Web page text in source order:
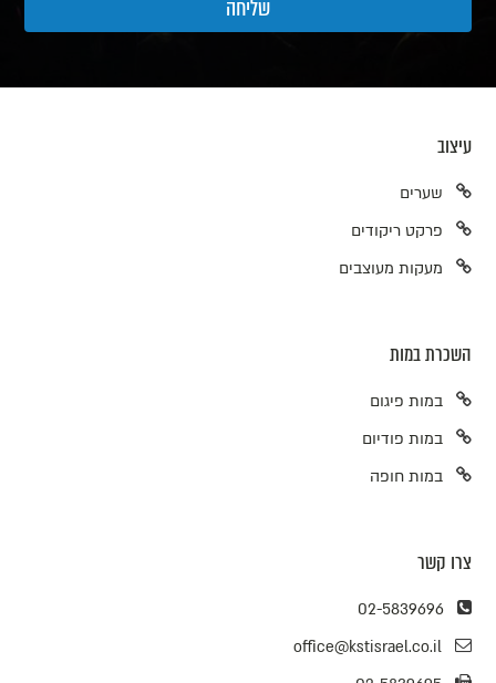
עיצוב
שערים
פרקט ריקודים
מעקות מעוצבים
השכרת במות
במות פיגום
במות פודיום
במות חופה
צרו קשר
02-5839696
office@kstisrael.co.il